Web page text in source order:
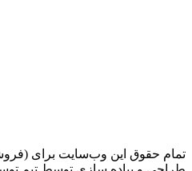
تمام حقوق اين وب‌سايت برای